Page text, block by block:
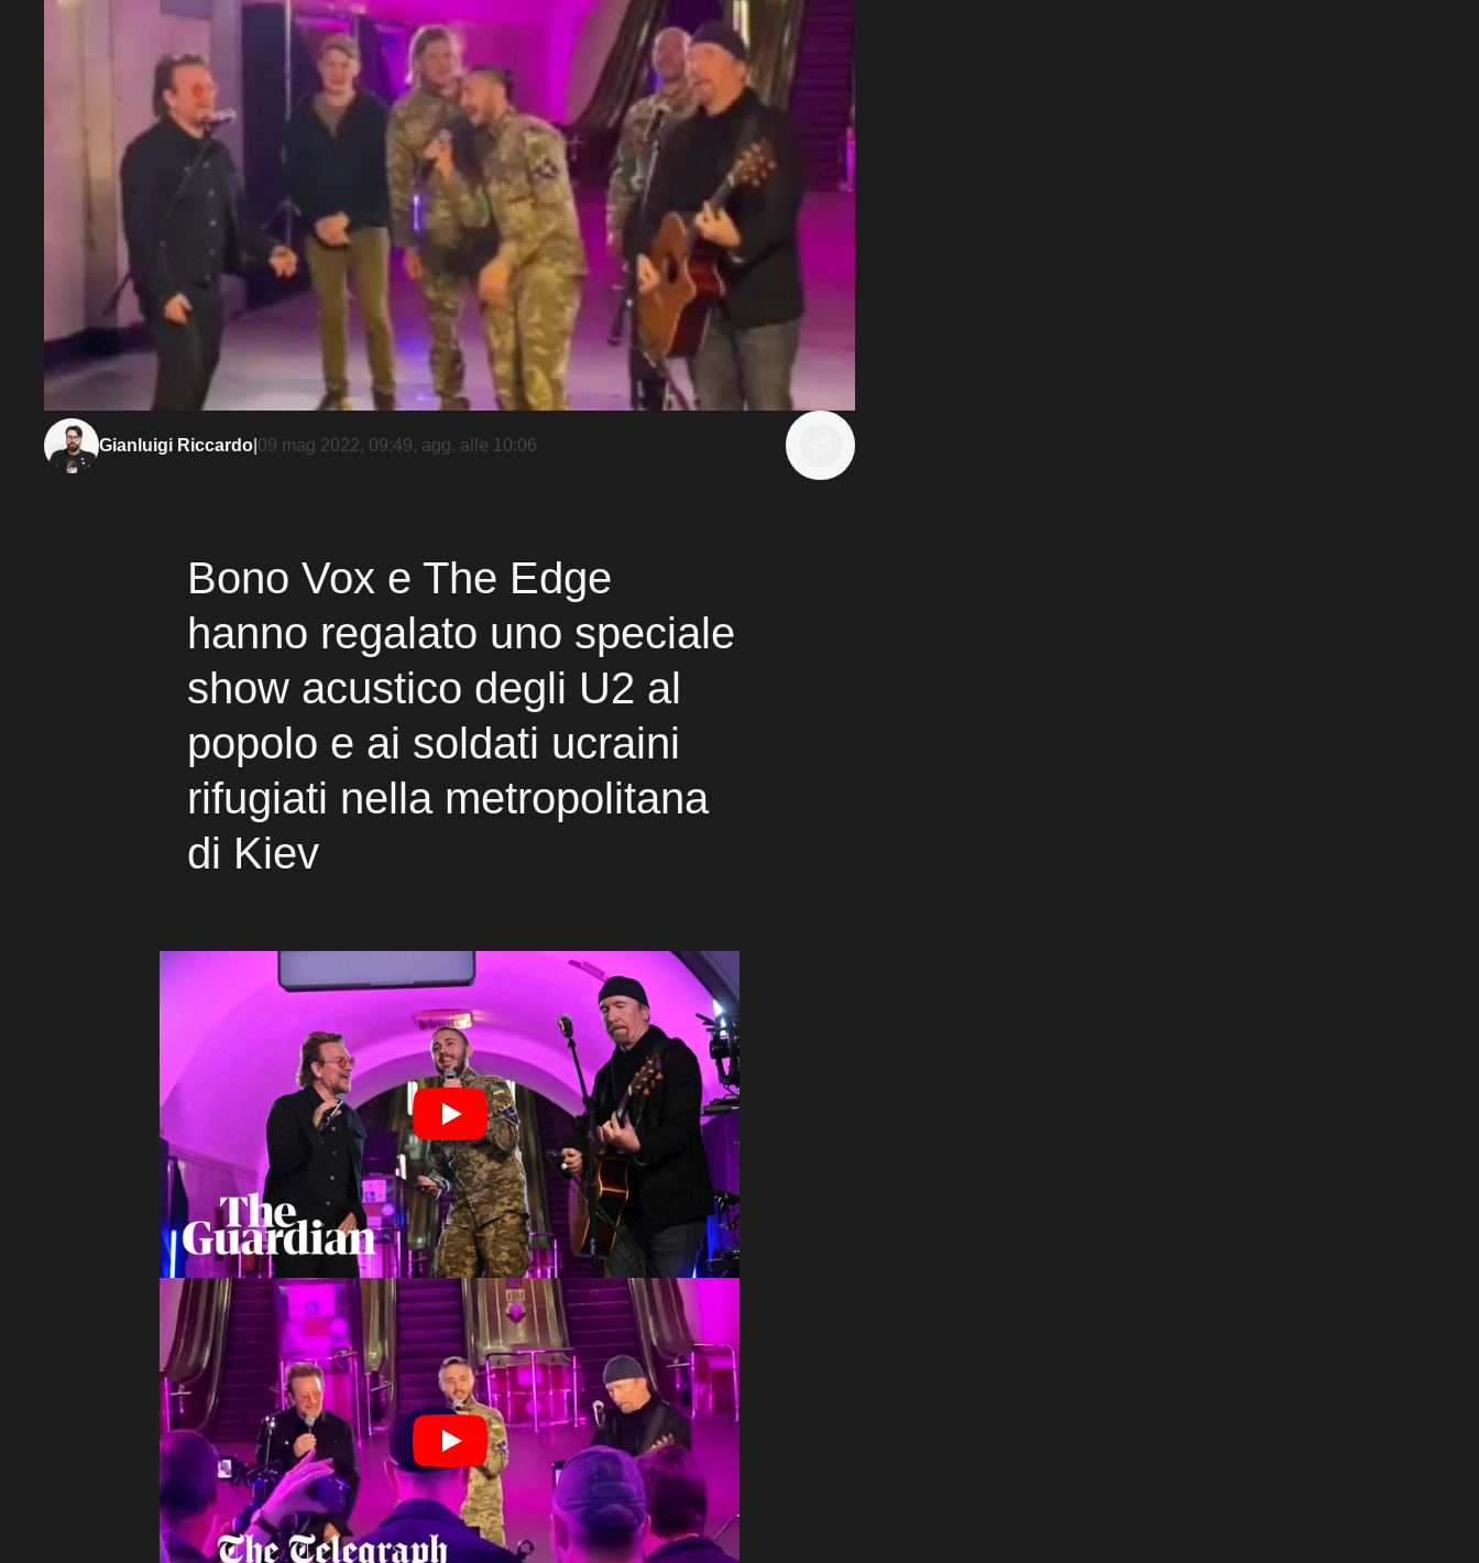
Gianluigi Riccardo 09 mag 2022, 09:49, agg. alle 10:06
Bono Vox e The Edge
hanno regalato uno speciale
show acustico degli U2 al
popolo e ai soldati ucraini
rifugiati nella metropolitana
di Kiev